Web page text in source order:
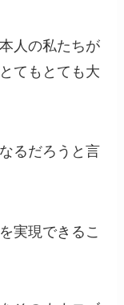
人の私たちが
てもとても大
るだろうと言
実現できるこ